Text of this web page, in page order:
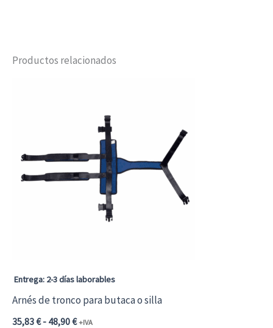
Productos relacionados
Entrega: 2-3 días laborables
Arnés de tronco para butaca o silla
35,83€ - 48,90€Rango
+IVA